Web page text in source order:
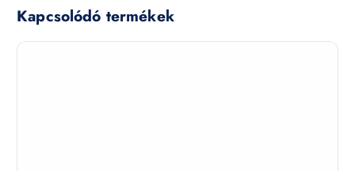
Kapcsolódó termékek